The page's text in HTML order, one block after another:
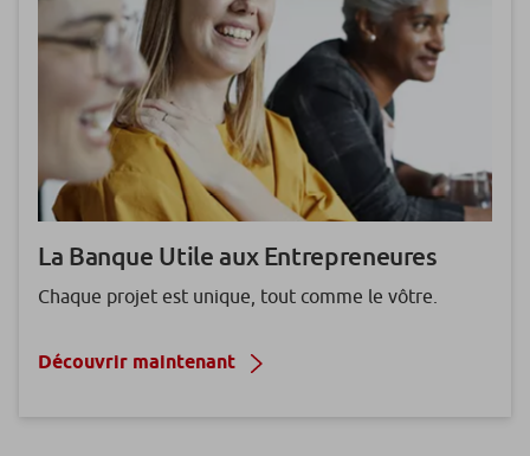
La Banque Utile auxEntrepreneures
Chaque projet est unique, tout comme le vôtre.
Découvrir maintenant